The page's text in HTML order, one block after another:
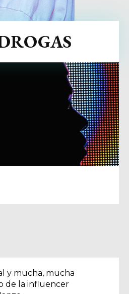
y mucha, mucha
de la influencer